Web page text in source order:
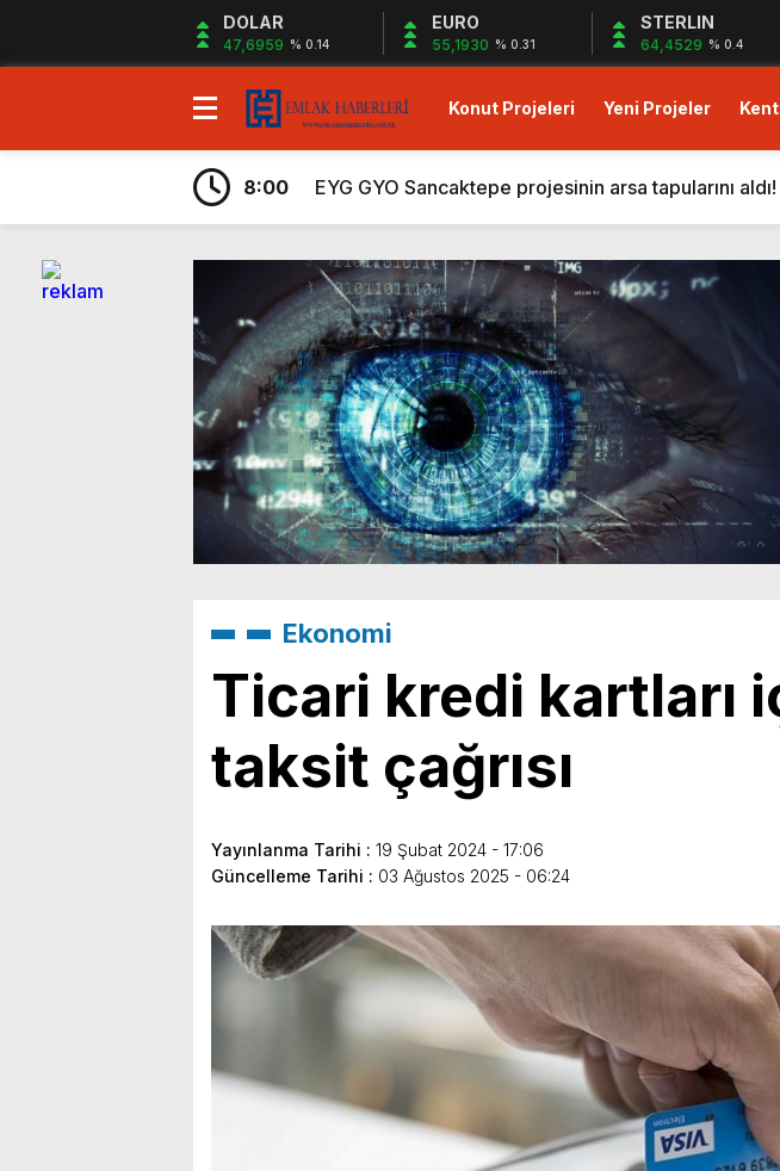
DOLAR
47,6959 % 0.14
EURO
55,1930 % 0.31
STERLIN
64,4529 % 0.4
Konut Projeleri Yeni Projeler
7:43
Ege Yapı Ormanyaka’da 2023 fiyatlarıyla 48 ay
19:29
Gazze`ye Yardım Kampanyası Soft World ile
8:00
EYG GYO Sancaktepe projesinin arsa tapularını aldı!
7:56
Kiler GYO Halkalı projesi resmen başlıyor! ÖİB
6:59
Sagist Group’tan 140 milyon dolarlık yeni proje!
6:57
Shelton Bodrum projesi satışa çıktı! Yeni proje!
6:32
Sur Tatil Evleri Antalya’da Mart 2024 kampanyası
6:29
Ayvalık’ta peşin ödemelerde yüzde 5 indirim
6:26
Hayat City Mahmutbey’de sıfır faiz 18 ay vade
7:48
Rams Denizkent Bayramoğlu Gebze projesinde
7:43
Ege Yapı Ormanyaka’da 2023 fiyatlarıyla 48 ay vade
19:29
Gazze`ye Yardım Kampanyası Soft World ile
Ekonomi
Ticari kredi kartları
taksit çağrısı
Yayınlanma Tarihi : 19 Şubat 2024 - 17:06
Güncelleme Tarihi : 03 Ağustos 2025 - 06:24